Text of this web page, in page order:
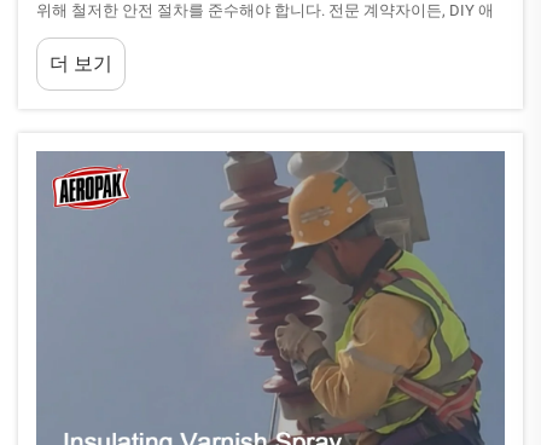
위해 철저한 안전 절차를 준수해야 합니다. 전문 계약자이든, DIY 애
호가이든, 산업 현장 근로자이든, 적절한 안전 지침을 이해하는 것이
필수적입니다...
더 보기